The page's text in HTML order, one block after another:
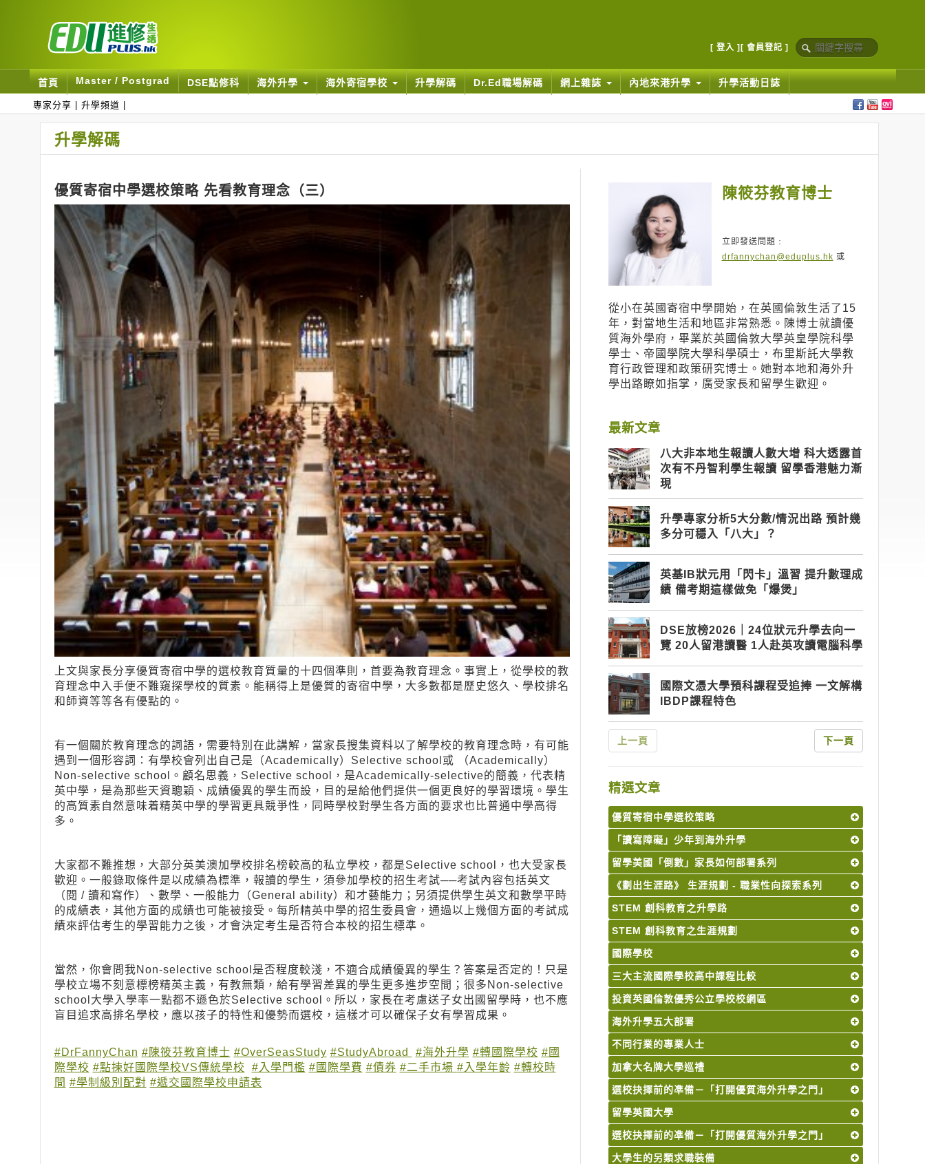
[ 登入 ] [ 會員登記 ]
首頁 Master / Postgrad DSE點修科 海外升學 海外寄宿學校 升學解碼 Dr.Ed職場解碼 網上雜誌 內地來港升學 升學活動日誌
專家分享 升學頻道
升學解碼
優質寄宿中學選校策略 先看教育理念（三）
上文與家長分享優質寄宿中學的選校教育質量的十四個準則，首要為教育理念。事實上，從學校的教
育理念中入手便不難窺探學校的質素。能稱得上是優質的寄宿中學，大多數都是歷史悠久、學校排名
和師資等等各有優點的。
有一個關於教育理念的詞語，需要特別在此講解，當家長搜集資料以了解學校的教育理念時，有可能
遇到一個形容詞：有學校會列出自己是（Academically）Selective school或 （Academically）
Non-selective school。顧名思義，Selective school，是Academically-selective的簡義，代表精
英中學，是為那些天資聰穎、成績優異的學生而設，目的是給他們提供一個更良好的學習環境。學生
的高質素自然意味着精英中學的學習更具競爭性，同時學校對學生各方面的要求也比普通中學高得
多。
大家都不難推想，大部分英美澳加學校排名榜較高的私立學校，都是Selective school，也大受家長
歡迎。一般錄取條件是以成績為標準，報讀的學生，須參加學校的招生考試──考試內容包括英文
（閱 / 讀和寫作）、數學、一般能力（General ability）和才藝能力；另須提供學生英文和數學平時
的成績表，其他方面的成績也可能被接受。每所精英中學的招生委員會，通過以上幾個方面的考試成
績來評估考生的學習能力之後，才會決定考生是否符合本校的招生標準。
當然，你會問我Non-selective school是否程度較淺，不適合成績優異的學生？答案是否定的！只是
學校立場不刻意標榜精英主義，有教無類，給有學習差異的學生更多進步空間；很多Non-selective
school大學入學率一點都不遜色於Selective school。所以，家長在考慮送子女出國留學時，也不應
盲目追求高排名學校，應以孩子的特性和優勢而選校，這樣才可以確保子女有學習成果。
#DrFannyChan #陳筱芬教育博士 #OverSeasStudy #StudyAbroad #海外升學 #轉國際學校 #國
際學校 #點揀好國際學校VS傳統學校 #入學門檻 #國際學費 #債券 #二手市場 #入學年齡 #轉校時
間 #學制級別配對 #遞交國際學校申請表
陳筱芬教育博士
立即發送問題﹕
drfannychan@eduplus.hk 或
從小在英國寄宿中學開始，在英國倫敦生活了15
年，對當地生活和地區非常熟悉。陳博士就讀優
質海外學府，畢業於英國倫敦大學英皇學院科學
學士、帝國學院大學科學碩士，布里斯託大學教
育行政管理和政策研究博士。她對本地和海外升
學出路瞭如指掌，廣受家長和留學生歡迎。
最新文章
八大非本地生報讀人數大增 科大透露首
次有不丹智利學生報讀 留學香港魅力漸
現
升學專家分析5大分數/情況出路 預計幾
多分可穩入「八大」？
英基IB狀元用「閃卡」溫習 提升數理成
績 備考期這樣做免「爆煲」
DSE放榜2026｜24位狀元升學去向一
覽 20人留港讀醫 1人赴英攻讀電腦科學
國際文憑大學預科課程受追捧 一文解構
IBDP課程特色
上一頁 下一頁
精選文章
優質寄宿中學選校策略
「讀寫障礙」少年到海外升學
留學美國「倒數」家長如何部署系列
《劃出生涯路》 生涯規劃 - 職業性向探索系列
STEM 創科教育之升學路
STEM 創科教育之生涯規劃
國際學校
三大主流國際學校高中課程比較
投資英國倫敦優秀公立學校校網區
海外升學五大部署
不同行業的專業人士
加拿大名牌大學巡禮
選校抉擇前的凖備－「打開優質海外升學之門」
留學英國大學
選校抉擇前的凖備－「打開優質海外升學之門」
大學生的另類求職裝備